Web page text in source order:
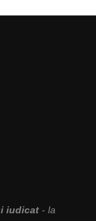
iudicat- la